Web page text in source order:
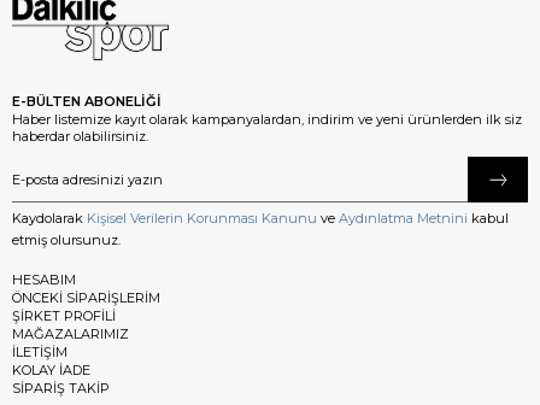
E-BÜLTEN ABONELİĞİ
Haber listemize kayıt olarak kampanyalardan, indirim ve yeni ürünlerden ilk siz
haberdar olabilirsiniz.
Kaydolarak Kişisel Verilerin Korunması Kanunu ve Aydınlatma Metnini kabul
etmiş olursunuz.
HESABIM
ÖNCEKİ SİPARİŞLERİM
ŞİRKET PROFİLİ
MAĞAZALARIMIZ
İLETİŞİM
KOLAY İADE
SİPARİŞ TAKİP